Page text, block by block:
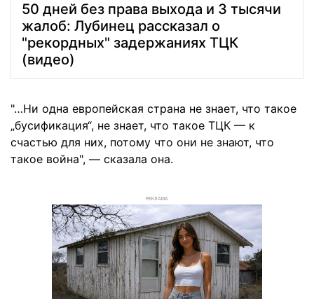
50 дней без права выхода и 3 тысячи
жалоб: Лубинец рассказал о
"рекордных" задержаниях ТЦК
(видео)
"…Ни одна европейская страна не знает, что такое
„бусификация“, не знает, что такое ТЦК — к
счастью для них, потому что они не знают, что
такое война", — сказала она.
РЕКЛАМА